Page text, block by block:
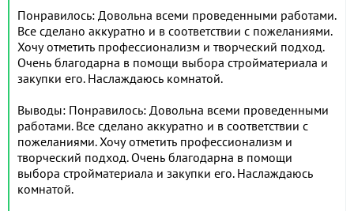
Понравилось: Довольна всеми проведенными работами.
Все сделано аккуратно и в соответствии с пожеланиями.
Хочу отметить профессионализм и творческий подход.
Очень благодарна в помощи выбора стройматериала и
закупки его. Наслаждаюсь комнатой.
Выводы: Понравилось: Довольна всеми проведенными
работами. Все сделано аккуратно и в соответствии с
пожеланиями. Хочу отметить профессионализм и
творческий подход. Очень благодарна в помощи
выбора стройматериала и закупки его. Наслаждаюсь
комнатой.